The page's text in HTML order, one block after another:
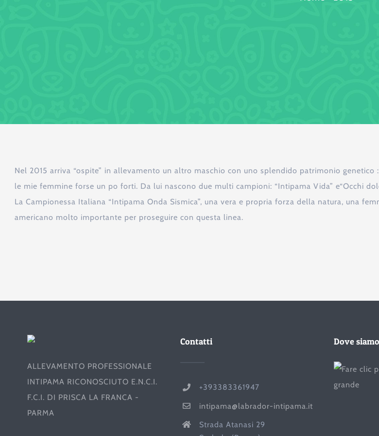
Nel 2015 arriva “ospite” in allevamento un altro maschio con uno splendido patrimonio
le mie femmine forse un po forti. Da lui nascono due multi campioni: “Intipama Vida” e“Occhi
La Campionessa Italiana “Intipama Onda Sismica”, una vera e propria forza della natura, una
americano molto importante per proseguire con questa linea.
ALLEVAMENTO PROFESSIONALE
INTIPAMA RICONOSCIUTO E.N.C.I.
F.C.I. DI PRISCA LA FRANCA -
PARMA
Contatti
+393383361947
intipama@labrador-intipama.it
Strada Atanasi 29
Dove siamo